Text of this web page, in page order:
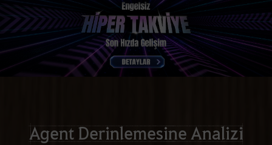
Agent Derinlemesine Analizi